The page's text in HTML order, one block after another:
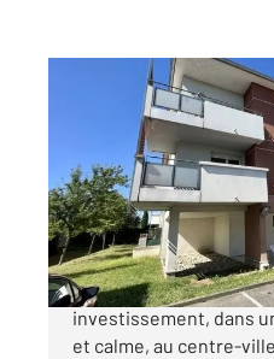
CUGNAUX 31
2, 2 pièces
Ref : 68050
Appartement F2 à
112 000
CUGNAUX VENDU
investissement, dans
et calme, au centre-